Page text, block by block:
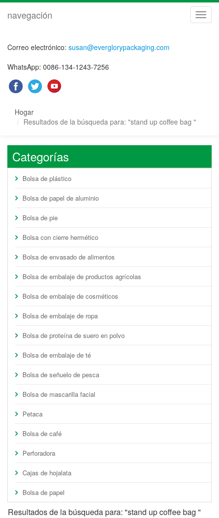
navegación
Correo electrónico: susan@everglorypackaging.com
WhatsApp: 0086-134-1243-7256
Hogar
Resultados de la búsqueda para: "stand up coffee bag "
Categorías
Bolsa de plástico
Bolsa de papel de aluminio
Bolsa de pie
Bolsa con cierre hermético
Bolsa de envasado de alimentos
Bolsa de embalaje de productos agrícolas
Bolsa de embalaje de cosméticos
Bolsa de embalaje de ropa
Bolsa de proteína de suero en polvo
Bolsa de embalaje de té
Bolsa de señuelo de pesca
Bolsa de mascarilla facial
Petaca
Bolsa de café
Perforadora
Cajas de hojalata
Bolsa de papel
Resultados de la búsqueda para: "stand up coffee bag "